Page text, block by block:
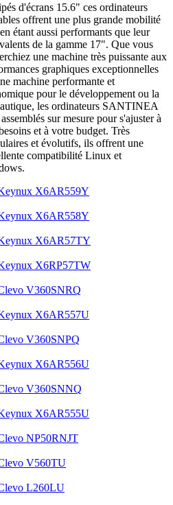
d'écrans 15.6" ces ordinateurs
offrent une plus grande mobilité
étant aussi performants que leur
de la gamme 17". Que vous
une machine très puissante aux
graphiques exceptionnelles
machine performante et
pour le développement ou la
les ordinateurs SANTINEA
sur mesure pour s'ajuster à
et à votre budget. Très
et évolutifs, ils offrent une
compatibilité Linux et
X6AR559Y
X6AR558Y
X6AR57TY
X6RP57TW
V360SNRQ
X6AR557U
V360SNPQ
X6AR556U
V360SNNQ
X6AR555U
NP50RNJT
V560TU
L260LU